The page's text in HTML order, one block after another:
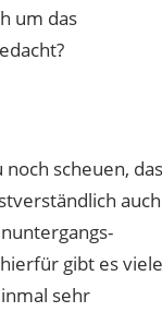
um das
scheuen, das
auch
gibt es
sehr